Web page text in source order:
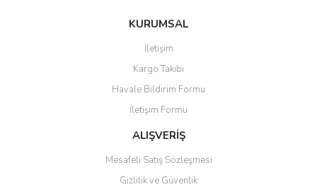
Gönder
KURUMSAL
İletişim
Kargo Takibi
Havale Bildirim Formu
İletişim Formu
ALIŞVERİŞ
Mesafeli Satış Sözleşmesi
Gizlilik ve Güvenlik